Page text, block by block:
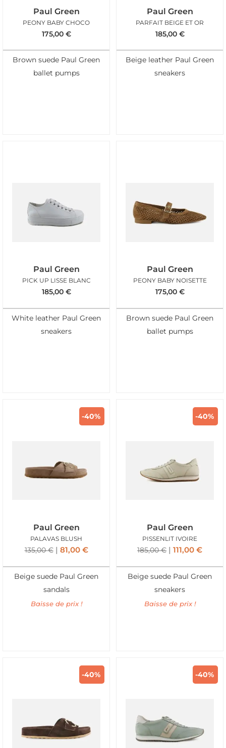
Paul Green
PEONY BABY CHOCO
175,00 €
Brown suede Paul Green
ballet pumps
Paul Green
PARFAIT BEIGE ET OR
185,00 €
Beige leather Paul Green
sneakers
Paul Green
PICK UP LISSE BLANC
185,00 €
White leather Paul Green
sneakers
Paul Green
PEONY BABY NOISETTE
175,00 €
Brown suede Paul Green
ballet pumps
-40%
Paul Green
PALAVAS BLUSH
135,00€ 81,00 €
Beige suede Paul Green
sandals
Baisse de prix !
-40%
Paul Green
PISSENLIT IVOIRE
185,00€ 111,00 €
Beige suede Paul Green
sneakers
Baisse de prix !
-40% -40%